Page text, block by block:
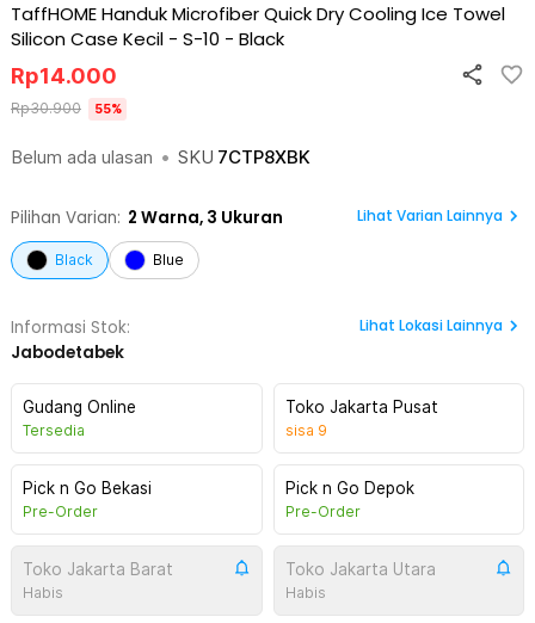
TaffHOME Handuk Microfiber Quick Dry Cooling Ice Towel
Silicon Case Kecil - S-10 - Black
Belum ada ulasan • SKU 7CTP8XBK
Rp14.000
Rp30.900 55%
Pilihan Varian: 2 Warna, 3 Ukuran Lihat Varian Lainnya
Black Blue
Informasi Stok:
Jabodetabek
Lihat Lokasi Lainnya
Gudang Online
Tersedia
Toko Jakarta Pusat
sisa 9
Pick n Go Bekasi
Pre-Order
Pick n Go Depok
Pre-Order
Toko Jakarta Barat
Habis
Toko Jakarta Utara
Habis